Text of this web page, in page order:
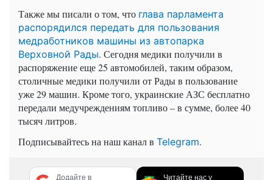
Также мы писали о том, что глава парламента
распорядился передать для пользования
медработников машины из автопарка
Верховной Рады. Сегодня медики получили в
распоряжение еще 25 автомобилей, таким образом,
столичные медики получили от Рады в пользование
уже 29 машин. Кроме того, украинские АЗС бесплатно
передали медучреждениям топливо – в сумме, более 40
тысяч литров.
Подписывайтесь на наш канал в Telegram.
Додайте в Читайте нас у